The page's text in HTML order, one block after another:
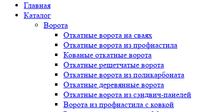
Главная
Каталог
Ворота
Откатные ворота на сваях
Откатные ворота из профнастила
Кованые откатные ворота
Откатные решетчатые ворота
Откатные ворота из поликарбоната
Откатные деревянные ворота
Откатные ворота из сэндвич-панелей
Ворота из профнастила с ковкой